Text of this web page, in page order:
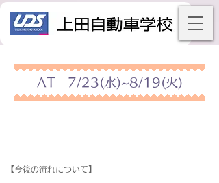
AT 7/23(水)~8/19(火)
【今後の流れについて】